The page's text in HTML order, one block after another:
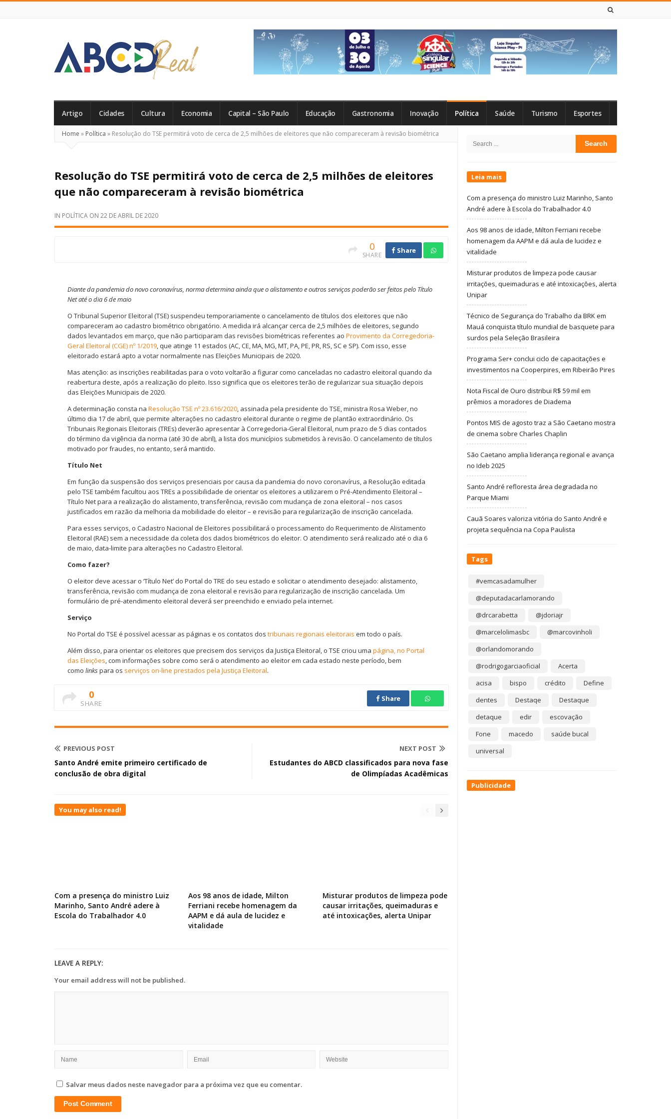
Real
Artigo Cidades Cultura Economia Capital – São Paulo Educação Gastronomia Inovação Política Saúde Turismo Esportes
Home » Política » Resolução do TSE permitirá voto de cerca de 2,5 milhões de eleitores que não compareceram à revisão biométrica
Resolução do TSE permitirá voto de cerca de 2,5 milhões de eleitores
que não compareceram à revisão biométrica
IN POLÍTICA ON 22 DE ABRIL DE 2020
0
SHARE
Share
Diante da pandemia do novo coronavírus, norma determina ainda que o alistamento e outros serviços poderão ser feitos pelo Título
Net até o dia 6 de maio
O Tribunal Superior Eleitoral (TSE) suspendeu temporariamente o cancelamento de títulos dos eleitores que não
compareceram ao cadastro biométrico obrigatório. A medida irá alcançar cerca de 2,5 milhões de eleitores, segundo
dados levantados em março, que não participaram das revisões biométricas referentes ao Provimento da Corregedoria-
Geral Eleitoral (CGE) nº 1/2019, que atinge 11 estados (AC, CE, MA, MG, MT, PA, PE, PR, RS, SC e SP). Com isso, esse
eleitorado estará apto a votar normalmente nas Eleições Municipais de 2020.
Mas atenção: as inscrições reabilitadas para o voto voltarão a figurar como canceladas no cadastro eleitoral quando da
reabertura deste, após a realização do pleito. Isso significa que os eleitores terão de regularizar sua situação depois
das Eleições Municipais de 2020.
A determinação consta na Resolução TSE nº 23.616/2020, assinada pela presidente do TSE, ministra Rosa Weber, no
último dia 17 de abril, que permite alterações no cadastro eleitoral durante o regime de plantão extraordinário. Os
Tribunais Regionais Eleitorais (TREs) deverão apresentar à Corregedoria-Geral Eleitoral, num prazo de 5 dias contados
do término da vigência da norma (até 30 de abril), a lista dos municípios submetidos à revisão. O cancelamento de títulos
motivado por fraudes, no entanto, será mantido.
Título Net
Em função da suspensão dos serviços presenciais por causa da pandemia do novo coronavírus, a Resolução editada
pelo TSE também facultou aos TREs a possibilidade de orientar os eleitores a utilizarem o Pré-Atendimento Eleitoral –
Título Net para a realização do alistamento, transferência, revisão com mudança de zona eleitoral – nos casos
justificados em razão da melhoria da mobilidade do eleitor – e revisão para regularização de inscrição cancelada.
Para esses serviços, o Cadastro Nacional de Eleitores possibilitará o processamento do Requerimento de Alistamento
Eleitoral (RAE) sem a necessidade da coleta dos dados biométricos do eleitor. O atendimento será realizado até o dia 6
de maio, data-limite para alterações no Cadastro Eleitoral.
Como fazer?
O eleitor deve acessar o ‘Título Net’ do Portal do TRE do seu estado e solicitar o atendimento desejado: alistamento,
transferência, revisão com mudança de zona eleitoral e revisão para regularização de inscrição cancelada. Um
formulário de pré-atendimento eleitoral deverá ser preenchido e enviado pela internet.
Serviço
No Portal do TSE é possível acessar as páginas e os contatos dos tribunais regionais eleitorais em todo o país.
Além disso, para orientar os eleitores que precisem dos serviços da Justiça Eleitoral, o TSE criou uma página, no Portal
das Eleições, com informações sobre como será o atendimento ao eleitor em cada estado neste período, bem
como linkspara os serviços on-line prestados pela Justiça Eleitoral.
0
SHARE
Share
PREVIOUS POST
Santo André emite primeiro certificado de
conclusão de obra digital
NEXT POST
Estudantes do ABCD classificados para nova fase
de Olimpíadas Acadêmicas
You may also read!
Com a presença do ministro Luiz
Marinho, Santo André adere à
Escola do Trabalhador 4.0
Aos 98 anos de idade, Milton
Ferriani recebe homenagem da
AAPM e dá aula de lucidez e
vitalidade
Misturar produtos de limpeza pode
causar irritações, queimaduras e
até intoxicações, alerta Unipar
LEAVE A REPLY:
Your email address will not be published.
Salvar meus dados neste navegador para a próxima vez que eu comentar.
Sidebar
Search
Leia mais
Com a presença do ministro Luiz Marinho, Santo
André adere à Escola do Trabalhador 4.0
Aos 98 anos de idade, Milton Ferriani recebe
homenagem da AAPM e dá aula de lucidez e
vitalidade
Misturar produtos de limpeza pode causar
irritações, queimaduras e até intoxicações, alerta
Unipar
Técnico de Segurança do Trabalho da BRK em
Mauá conquista título mundial de basquete para
surdos pela Seleção Brasileira
Programa Ser+ conclui ciclo de capacitações e
investimentos na Cooperpires, em Ribeirão Pires
Nota Fiscal de Ouro distribui R$ 59 mil em
prêmios a moradores de Diadema
Pontos MIS de agosto traz a São Caetano mostra
de cinema sobre Charles Chaplin
São Caetano amplia liderança regional e avança
no Ideb 2025
Santo André refloresta área degradada no
Parque Miami
Cauã Soares valoriza vitória do Santo André e
projeta sequência na Copa Paulista
Tags
#vemcasadamulher
@deputadacarlamorando
@drcarabetta
@jdoriajr
@marcelolimasbc
@marcovinholi
@orlandomorando
@rodrigogarciaoficial
Acerta
acisa
bispo crédito
Define
dentes
Destaqe
Destaque
detaque
edir
escovação
Fone
macedo
saúde bucal
universal
Publicidade